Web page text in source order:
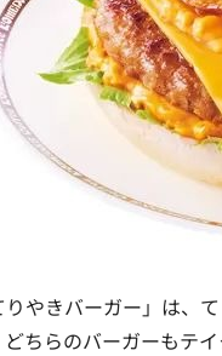
りやきバーガー」は、
ちらのバーガーもテイ